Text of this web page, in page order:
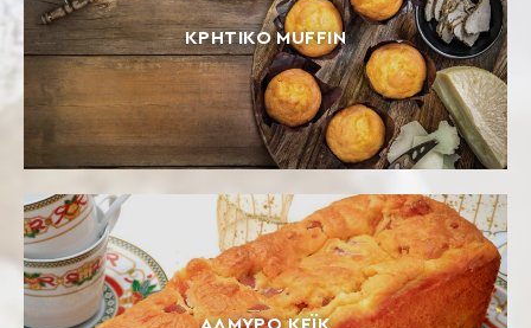
ΚΡΗΤΙΚΟ MUFFIN